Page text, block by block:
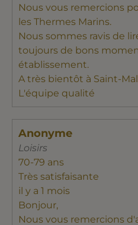
Nous vous remercions
les Thermes Marins.
Nous sommes ravis de
toujours de bons
établissement.
A très bientôt à Saint-
L'équipe qualité
Anonyme
Loisirs
70-79 ans
Très satisfaisante
il y a 1 mois
Bonjour,
Nous vous remercions